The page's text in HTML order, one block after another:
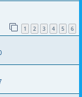
1 2 3 4 5 6